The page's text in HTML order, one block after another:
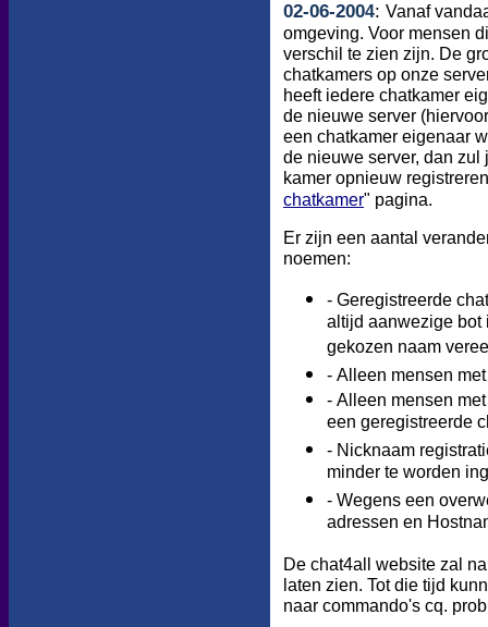
02-06-2004: Vanaf
omgeving. Voor mensen
verschil te zien zijn. De
chatkamers op onze
heeft iedere chatkamer
de nieuwe server
een chatkamer eigenaar
de nieuwe server, dan zul
kamer opnieuw
chatkamer" pagina.
Er zijn een aantal
noemen:
- Geregistreerde
altijd aanwezige bot
gekozen naam
- Alleen mensen
- Alleen mensen
een geregistreerde
- Nicknaam
minder te worden
- Wegens een
adressen en
De chat4all website zal
laten zien. Tot die tijd
naar commando's cq.